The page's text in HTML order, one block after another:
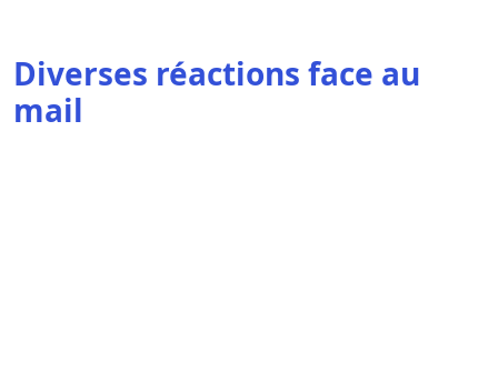
Diverses réactions face au
mail